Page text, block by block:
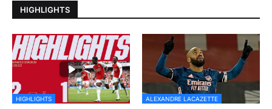
HIGHLIGHTS
HIGHLIGHTS ALEXANDRE LACAZETTE